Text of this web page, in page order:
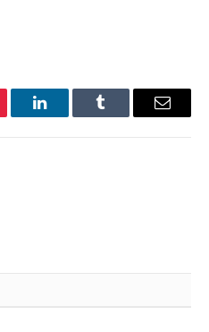
LinkedInTumblr Имэйл